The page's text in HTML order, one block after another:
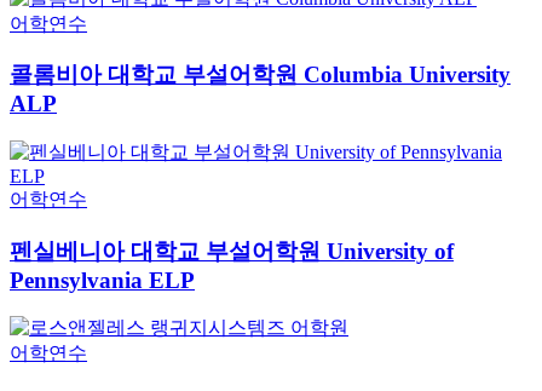
어학연수
콜롬비아 대학교 부설어학원 Columbia University
ALP
어학연수
펜실베니아 대학교 부설어학원 University of
Pennsylvania ELP
어학연수